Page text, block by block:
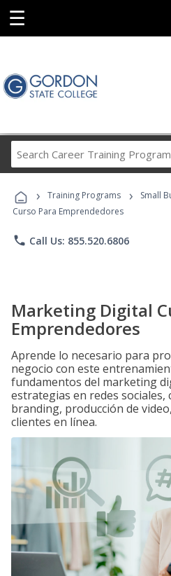
☰
Career
› Training Programs › Small
Curso Para Emprendedores
phone Call Us: 855.520.6806
Marketing Digital
Emprendedores
Aprende lo necesario para
negocio con este
fundamentos del marketing
estrategias en redes sociales,
branding, producción de
clientes en línea.